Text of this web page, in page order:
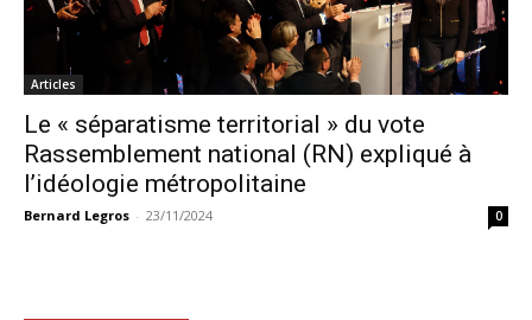
Articles
Le « séparatisme territorial » du vote
Rassemblement national (RN) expliqué à
l’idéologie métropolitaine
Bernard Legros - 23/11/2024 0